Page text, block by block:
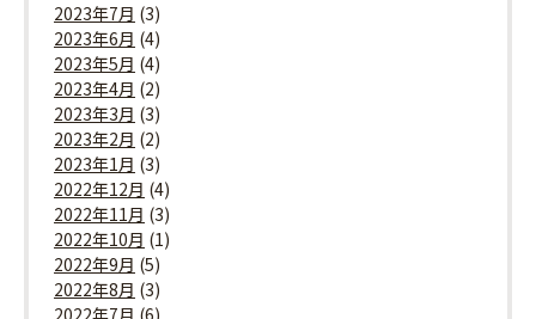
2023年7月 (3)
2023年6月 (4)
2023年5月 (4)
2023年4月 (2)
2023年3月 (3)
2023年2月 (2)
2023年1月 (3)
2022年12月 (4)
2022年11月 (3)
2022年10月 (1)
2022年9月 (5)
2022年8月 (3)